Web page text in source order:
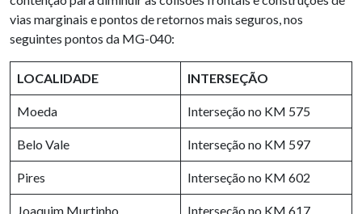
vias marginais e pontos de retornos mais seguros, nos
seguintes pontos da MG-040:
LOCALIDADE INTERSEÇÃO
Moeda Interseção no KM 575
Belo Vale Interseção no KM 597
Pires Interseção no KM 602
Joaquim Murtinho Interseção no KM 617